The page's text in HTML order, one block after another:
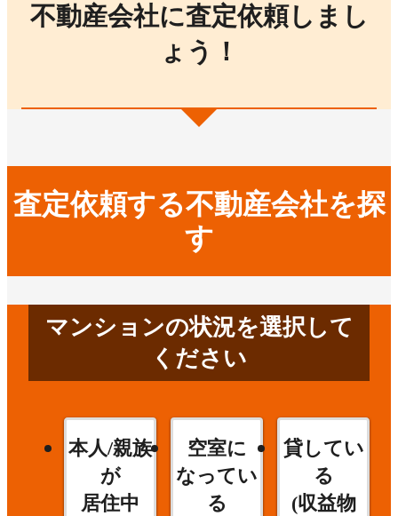
不動産会社に査定依頼しまし
ょう！
査定依頼する不動産会社を探
す
マンションの状況を選択して
ください
本人/親族
が
居住中
空室に
なってい
る
貸してい
る
(収益物